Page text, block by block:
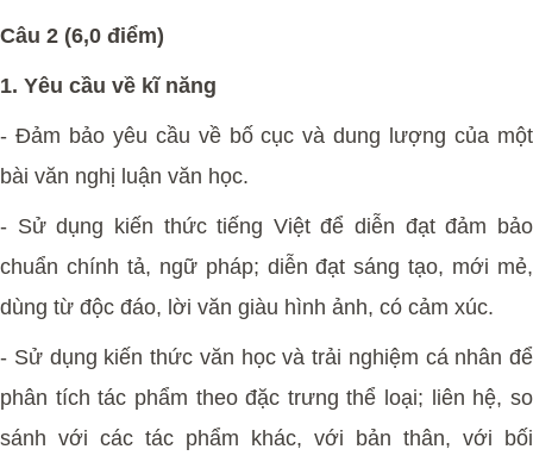
Câu 2 (6,0 điểm)
1. Yêu cầu về kĩ năng
- Đảm bảo yêu cầu về bố cục và dung lượng của một
bài văn nghị luận văn học.
- Sử dụng kiến thức tiếng Việt để diễn đạt đảm bảo
chuẩn chính tả, ngữ pháp; diễn đạt sáng tạo, mới mẻ,
dùng từ độc đáo, lời văn giàu hình ảnh, có cảm xúc.
- Sử dụng kiến thức văn học và trải nghiệm cá nhân để
phân tích tác phẩm theo đặc trưng thể loại; liên hệ, so
sánh với các tác phẩm khác, với bản thân, với bối